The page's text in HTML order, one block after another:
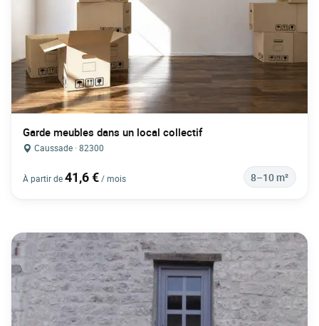
Garde meubles dans un local collectif
Caussade · 82300
À partir de41,6 €/ mois 8–10 m²